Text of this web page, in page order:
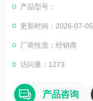
产品型号：
更新时间：2026-07-05
厂商性质：经销商
访问量：1273
产品咨询